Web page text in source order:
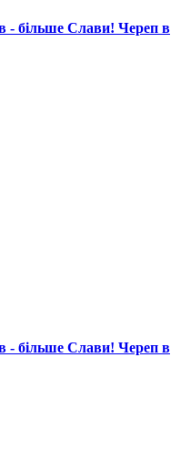
- більше Слави! Череп в
- більше Слави! Череп в